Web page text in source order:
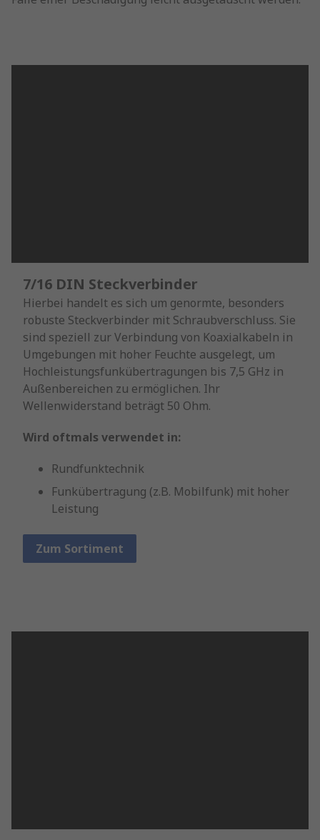
7/16 DIN Steckverbinder
Hierbei handelt es sich um genormte, besonders
robuste Steckverbinder mit Schraubverschluss. Sie
sind speziell zur Verbindung von Koaxialkabeln in
Umgebungen mit hoher Feuchte ausgelegt, um
Hochleistungsfunkübertragungen bis 7,5 GHz in
Außenbereichen zu ermöglichen. Ihr
Wellenwiderstand beträgt 50 Ohm.
Wird oftmals verwendet in:
Rundfunktechnik
Funkübertragung (z.B. Mobilfunk) mit hoher
Leistung
Zum Sortiment